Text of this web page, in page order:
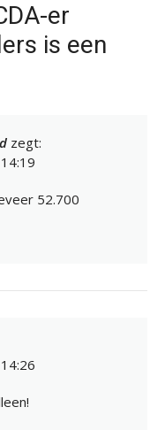
er
is een
zegt:
52.700